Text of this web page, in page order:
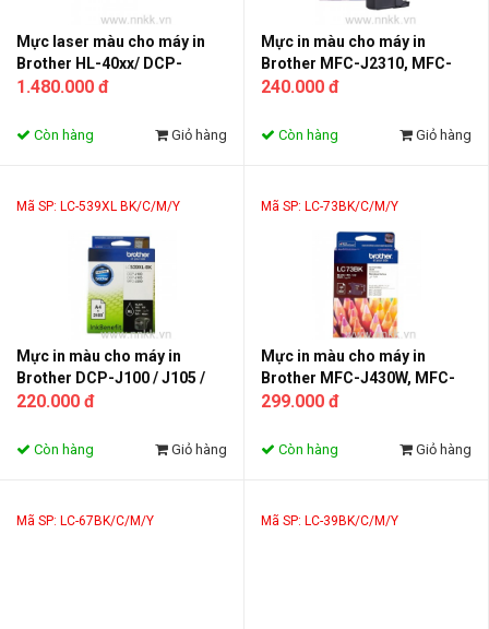
Mực laser màu cho máy in
Brother HL-40xx/ DCP-
9040CN / MFC-9450CDN/
1.480.000 đ
Còn hàng Giỏ hàng
Mực in màu cho máy in
Brother MFC-J2310, MFC-
J2510, MFC-J3520, MFC-
240.000 đ
Còn hàng Giỏ hàng
Mã SP: LC-539XL BK/C/M/Y
Mực in màu cho máy in
Brother DCP-J100 / J105 /
MFC-J200
220.000 đ
Còn hàng Giỏ hàng
Mã SP: LC-73BK/C/M/Y
Mực in màu cho máy in
Brother MFC-J430W, MFC-
J625DW, MFC-J6510DW/
299.000 đ
Còn hàng Giỏ hàng
Mã SP: LC-67BK/C/M/Y Mã SP: LC-39BK/C/M/Y